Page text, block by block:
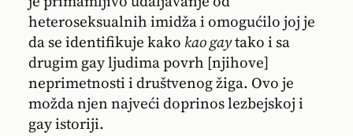
heteroseksualnih imidža i omogućilo joj je
da se identifikuje kako kao gaytako i sa
drugim gay ljudima povrh [njihove]
neprimetnosti i društvenog žiga. Ovo je
možda njen najveći doprinos lezbejskoj i
gay istoriji.